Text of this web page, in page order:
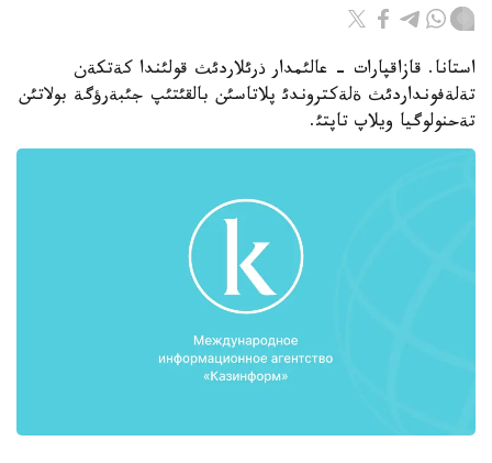
استانا. قازاقپارات - عالئمدار ذرئلاردئث قولئندا كةتكةن
تةلةفونداردئث ةلةكتروندئ پلاتاسئن بالقئتئپ جئبةرؤگة بولاتئن
تةحنولوگيا ويلاپ تاپتئ.